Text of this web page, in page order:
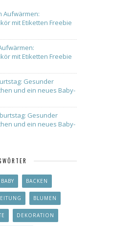
Aufwärmen:
mit Etiketten Freebie
mit Etiketten Freebie
Gesunder
und ein neues Baby-
Gesunder
und ein neues Baby-
BABY BACKEN
BLUMEN
DEKORATION